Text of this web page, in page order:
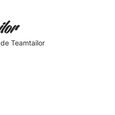
de Teamtailor